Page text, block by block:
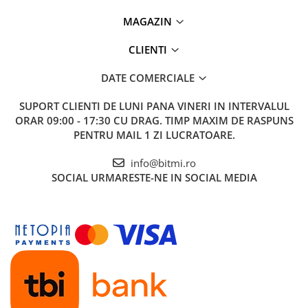
pasaport tehnic, instructiuni (1 buc.), cutie de ambalaj (1
Ce contine cutia?
1x Releu de protectie tensiune trifazat ZUBR D6-40 Red
MAGAZIN
CLIENTI
DATE COMERCIALE
SUPORT CLIENTI DE LUNI PANA VINERI IN INTERVALUL
ORAR 09:00 - 17:30 CU DRAG. TIMP MAXIM DE RASPUNS
PENTRU MAIL 1 ZI LUCRATOARE.
info@bitmi.ro
SOCIAL URMARESTE-NE IN SOCIAL MEDIA